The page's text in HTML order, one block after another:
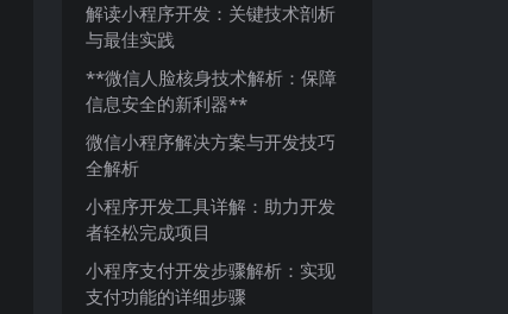
解读小程序开发：关键技术剖析
与最佳实践
**微信人脸核身技术解析：保障
信息安全的新利器**
微信小程序解决方案与开发技巧
全解析
小程序开发工具详解：助力开发
者轻松完成项目
小程序支付开发步骤解析：实现
支付功能的详细步骤